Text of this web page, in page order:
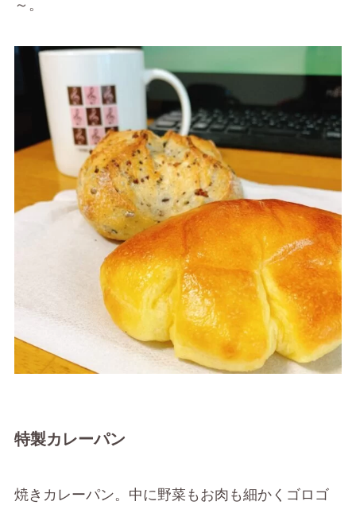
～。
特製カレーパン
焼きカレーパン。中に野菜もお肉も細かくゴロゴ